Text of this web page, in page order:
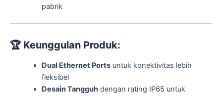
pabrik
🏆 Keunggulan Produk:
Dual Ethernet Portsuntuk konektivitas lebih
fleksibel
Desain Tangguhdengan rating IP65 untuk